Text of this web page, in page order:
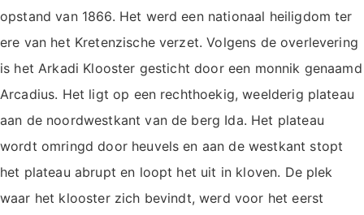
opstand van 1866. Het werd een nationaal heiligdom ter
ere van het Kretenzische verzet. Volgens de overlevering
is het Arkadi Klooster gesticht door een monnik genaamd
Arcadius. Het ligt op een rechthoekig, weelderig plateau
aan de noordwestkant van de berg Ida. Het plateau
wordt omringd door heuvels en aan de westkant stopt
het plateau abrupt en loopt het uit in kloven. De plek
waar het klooster zich bevindt, werd voor het eerst